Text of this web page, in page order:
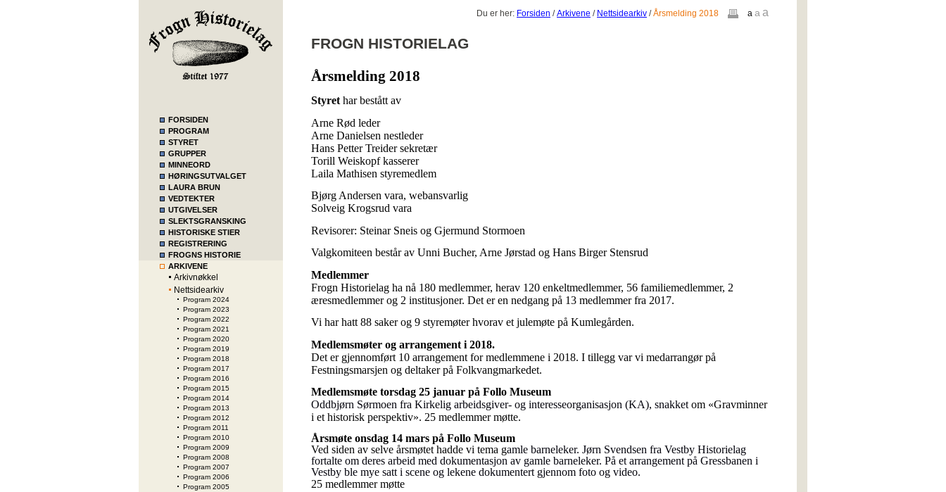
FORSIDEN
PROGRAM
STYRET
GRUPPER
MINNEORD
HØRINGSUTVALGET
LAURA BRUN
VEDTEKTER
UTGIVELSER
SLEKTSGRANSKING
HISTORISKE STIER
REGISTRERING
FROGNS HISTORIE
ARKIVENE
Arkivnøkkel
Nettsidearkiv
Program 2024
Program 2023
Program 2022
Program 2021
Program 2020
Program 2019
Program 2018
Program 2017
Program 2016
Program 2015
Program 2014
Program 2013
Program 2012
Program 2011
Program 2010
Program 2009
Program 2008
Program 2007
Program 2006
Program 2005
Du er her: Forsiden /Arkivene / Nettsidearkiv /Årsmelding 2018 a a a
FROGN HISTORIELAG
Årsmelding 2018
Styrethar bestått av
Arne Rød leder
Arne Danielsen nestleder
Hans Petter Treider sekretær
Torill Weiskopf kasserer
Laila Mathisen styremedlem
Bjørg Andersen vara, webansvarlig
Solveig Krogsrud vara
Revisorer: Steinar Sneis og Gjermund Stormoen
Valgkomiteen består av Unni Bucher, Arne Jørstad og Hans Birger Stensrud
Medlemmer
Frogn Historielag ha nå 180 medlemmer, herav 120 enkeltmedlemmer, 56 familiemedlemmer, 2
æresmedlemmer og 2 institusjoner. Det er en nedgang på 13 medlemmer fra 2017.
Vi har hatt 88 saker og 9 styremøter hvorav et julemøte på Kumlegården.
Medlemsmøter og arrangement i 2018.
Det er gjennomført 10 arrangement for medlemmene i 2018. I tillegg var vi medarrangør på
Festningsmarsjen og deltaker på Folkvangmarkedet.
Medlemsmøte torsdag 25 januar på Follo Museum
Oddbjørn Sørmoen fra Kirkelig arbeidsgiver- og interesseorganisasjon (KA), snakket om «Gravminner
i et historisk perspektiv». 25 medlemmer møtte.
Årsmøte onsdag 14 mars på Follo Museum
Ved siden av selve årsmøtet hadde vi tema gamle barneleker. Jørn Svendsen fra Vestby Historielag
fortalte om deres arbeid med dokumentasjon av gamle barneleker. På et arrangement på Gressbanen i
Vestby ble mye satt i scene og lekene dokumentert gjennom foto og video.
25 medlemmer møtte